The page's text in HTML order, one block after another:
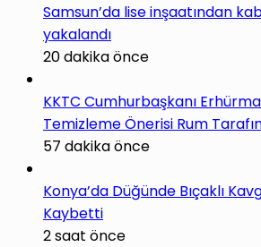
Samsun’da lise inşaatından
yakalandı
20 dakika önce
KKTC Cumhurbaşkanı
Temizleme Önerisi Rum
57 dakika önce
Konya’da Düğünde Bıçaklı
Kaybetti
2 saat önce